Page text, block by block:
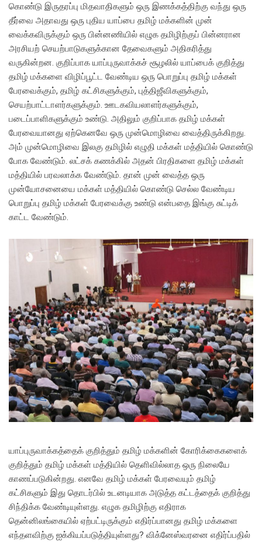
கொண்டு இருதரப்பு மிதவாதிகளும் ஒரு இணக்கத்திற்கு வந்து ஒரு
தீர்வை அதாவது ஒரு புதிய யாப்பை தமிழ் மக்களின் முன்
வைக்கவிருக்கும் ஒரு பின்னணியில் எழுக தமிழிற்குப் பின்னரான
அரசியற் செயற்பாடுகளுக்கான தேவைகளும் அதிகரித்து
வருகின்றன. குறிப்பாக யாப்புருவாக்கச் சூழலில் யாப்பைக் குறித்து
தமிழ் மக்களை விழிப்பூட்ட வேண்டிய ஒரு பொறுப்பு தமிழ் மக்கள்
பேரவைக்கும், தமிழ் கட்சிகளுக்கும், புத்திஜீவிகளுக்கும்,
செயற்பாட்டாளர்களுக்கும். ஊடகவியலாளர்களுக்கும்,
படைப்பாளிகளுக்கும் உண்டு. அதிலும் குறிப்பாக தமிழ் மக்கள்
பேரவையானது ஏற்கெனவே ஒரு முன்மொழிவை வைத்திருக்கிறது.
அம் முன்மொழிவை இலகு தமிழில் எழுதி மக்கள் மத்தியில் கொண்டு
போக வேண்டும். லட்சக் கணக்கில் அதன் பிரதிகளை தமிழ் மக்கள்
மத்தியில் பரவலாக்க வேண்டும். தான் முன் வைத்த ஒரு
முன்யோசனையை மக்கள் மத்தியில் கொண்டு செல்ல வேண்டிய
பொறுப்பு தமிழ் மக்கள் பேரவைக்கு உண்டு என்பதை இங்கு சுட்டிக்
காட்ட வேண்டும்.
யாப்புருவாக்கத்தைக் குறித்தும் தமிழ் மக்களின் கோரிக்கைகளைக்
குறித்தும் தமிழ் மக்கள் மத்தியில் தெளிவில்லாத ஒரு நிலையே
காணப்படுகின்றது. எனவே தமிழ் மக்கள் பேரவையும் தமிழ்
கட்சிகளும் இது தொடர்பில் உடனடியாக அடுத்த கட்டத்தைக் குறித்து
சிந்திக்க வேண்டியுள்ளது. எழுக தமிழிற்கு எதிராக
தென்னிலங்கையில் ஏற்பட்டிருக்கும் எதிர்ப்பானது தமிழ் மக்களை
எந்தளவிற்கு ஐக்கியப்படுத்தியுள்ளது? விக்னேஸ்வரனை எதிர்ப்பதில்